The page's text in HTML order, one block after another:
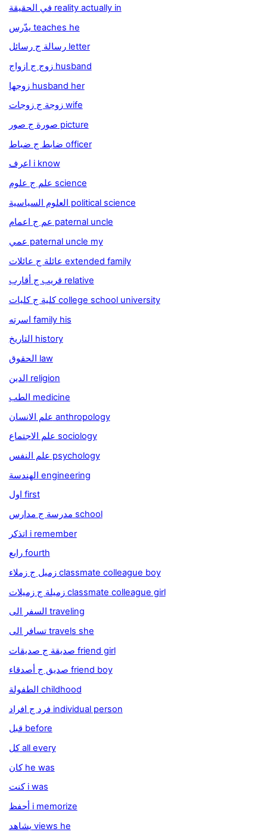
في الحقيقة reality actually in
يدّرس teaches he
رسالة ج رسائل letter
زوج ج ازواج husband
زوجها husband her
زوجة ج زوجات wife
صورة ج صور picture
ضابط ج ضباط officer
اعرف i know
علم ج علوم science
العلوم السياسية political science
عم ج اعمام paternal uncle
عمي paternal uncle my
عائلة ج عائلات extended family
قريب ج أقارب relative
كلية ج كليات college school university
اسرته family his
التاريخ history
الحقوق law
الدين religion
الطب medicine
علم الانسان anthropology
علم الاجتماع sociology
علم النفس psychology
الهندسة engineering
اول first
مدرسة ج مدارس school
اتذكر i remember
رابع fourth
زميل ج زملاء classmate colleague boy
زميلة ج زميلات classmate colleague girl
السفر الى traveling
تسافر الى travels she
صديقة ج صديقات friend girl
صديق ج أصدقاء friend boy
الطفولة childhood
فرد ج افراد individual person
قبل before
كل all every
كان he was
كنت i was
أحفظ i memorize
يشاهد views he